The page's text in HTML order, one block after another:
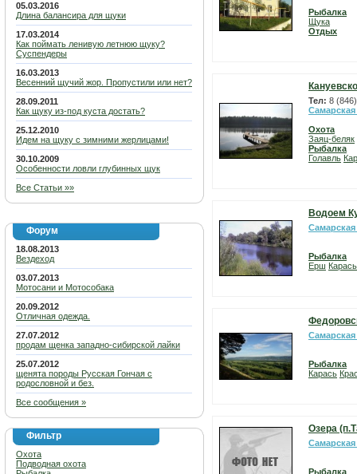
05.03.2016
Длина балансира для щуки
17.03.2014
Как поймать ленивую летнюю щуку?
Суспендеры
16.03.2013
Весенний щучий жор. Пропустили или нет?
28.09.2011
Как щуку из-под куста достать?
25.12.2010
Идем на щуку с зимними жерлицами!
30.10.2009
Особенности ловли глубинных щук
Все Статьи »»
Форум
18.08.2013
Вездеход
03.07.2013
Мотосани и Мотособака
20.09.2012
Отличная одежда.
27.07.2012
продам щенка западно-сибирской лайки
25.07.2012
щенята породы Русская Гончая с
родословной и без.
Все сообщения »
Фильтр
Охота
Подводная охота
Рыбалка
Щука
Отдых
Тел: 8
Самарская
Охота
Заяц-беляк
Рыбалка
Голавль
Водоем
Самарская
Рыбалка
Ерш Карась
Самарская
Рыбалка
Карась
Озера
Самарская
Рыбалка